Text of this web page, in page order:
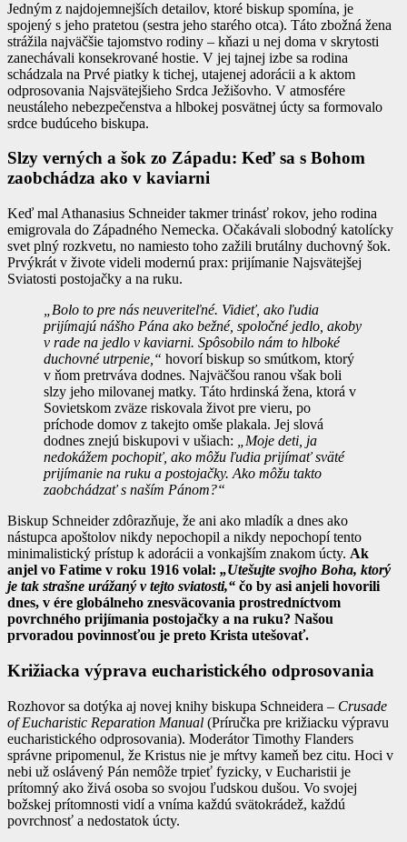
Jedným z najdojemnejších detailov, ktoré biskup spomína, je
spojený s jeho pratetou (sestra jeho starého otca). Táto zbožná žena
strážila najväčšie tajomstvo rodiny – kňazi u nej doma v skrytosti
zanechávali konsekrované hostie. V jej tajnej izbe sa rodina
schádzala na Prvé piatky k tichej, utajenej adorácii a k aktom
odprosovania Najsvätejšieho Srdca Ježišovho. V atmosfére
neustáleho nebezpečenstva a hlbokej posvätnej úcty sa formovalo
srdce budúceho biskupa.
Slzy verných a šok zo Západu: Keď sa s Bohom
zaobchádza ako v kaviarni
Keď mal Athanasius Schneider takmer trinásť rokov, jeho rodina
emigrovala do Západného Nemecka. Očakávali slobodný katolícky
svet plný rozkvetu, no namiesto toho zažili brutálny duchovný šok.
Prvýkrát v živote videli modernú prax: prijímanie Najsvätejšej
Sviatosti postojačky a na ruku.
„Bolo to pre nás neuveriteľné. Vidieť, ako ľudia
prijímajú nášho Pána ako bežné, spoločné jedlo, akoby
v rade na jedlo v kaviarni. Spôsobilo nám to hlboké
duchovné utrpenie,“ hovorí biskup so smútkom, ktorý
v ňom pretrváva dodnes. Najväčšou ranou však boli
slzy jeho milovanej matky. Táto hrdinská žena, ktorá v
Sovietskom zväze riskovala život pre vieru, po
príchode domov z takejto omše plakala. Jej slová
dodnes znejú biskupovi v ušiach:
„Moje deti, ja
nedokážem pochopiť, ako môžu ľudia prijímať sväté
prijímanie na ruku a postojačky. Ako môžu takto
zaobchádzať s naším Pánom?“
Biskup Schneider zdôrazňuje, že ani ako mladík a dnes ako
nástupca apoštolov nikdy nepochopil a nikdy nepochopí tento
minimalistický prístup k adorácii a vonkajším znakom úcty. Ak
anjel vo Fatime v roku 1916 volal: „Utešujte svojho Boha, ktorý
je tak strašne urážaný v tejto sviatosti,“ čo by asi anjeli hovorili
dnes, v ére globálneho znesväcovania prostredníctvom
povrchného prijímania postojačky a na ruku? Našou
prvoradou povinnosťou je preto Krista utešovať.
Križiacka výprava eucharistického odprosovania
Rozhovor sa dotýka aj novej knihy biskupa Schneidera – Crusade
of Eucharistic Reparation Manual (Príručka pre križiacku výpravu
eucharistického odprosovania). Moderátor Timothy Flanders
správne pripomenul, že Kristus nie je mŕtvy kameň bez citu. Hoci v
nebi už oslávený Pán nemôže trpieť fyzicky, v Eucharistii je
prítomný ako živá osoba so svojou ľudskou dušou. Vo svojej
božskej prítomnosti vidí a vníma každú svätokrádež, každú
povrchnosť a nedostatok úcty.